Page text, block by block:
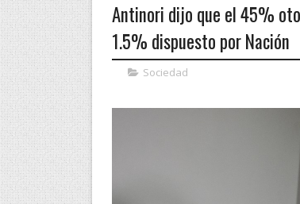
Antinori dijo que el 45%
1.5% dispuesto por Nación
Sociedad